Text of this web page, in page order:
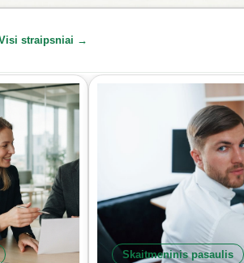
straipsniai →
Skaitmeninis pasaulis